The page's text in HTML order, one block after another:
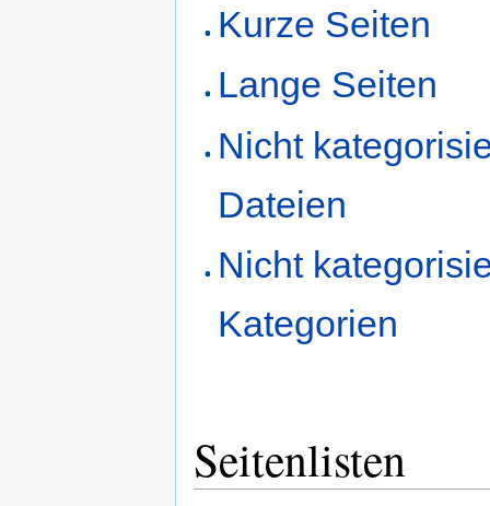
Kurze Seiten
Lange Seiten
Nicht
Dateien
Nicht
Kategorien
Seitenlisten